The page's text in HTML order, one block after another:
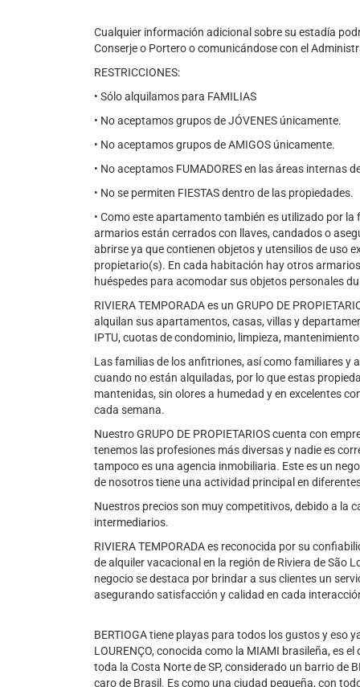
Cualquier información adicional sobre su estadía
Conserje o Portero o comunicándose con el
RESTRICCIONES:
• Sólo alquilamos para FAMILIAS
• No aceptamos grupos de JÓVENES únicamente.
• No aceptamos grupos de AMIGOS únicamente.
• No aceptamos FUMADORES en las áreas internas
• No se permiten FIESTAS dentro de las propiedades.
• Como este apartamento también es utilizado por
armarios están cerrados con llaves, candados o
abrirse ya que contienen objetos y utensilios de uso
propietario(s). En cada habitación hay otros
huéspedes para acomodar sus objetos personales
RIVIERA TEMPORADA es un GRUPO DE
alquilan sus apartamentos, casas, villas y
IPTU, cuotas de condominio, limpieza,
Las familias de los anfitriones, así como familiares y
cuando no están alquiladas, por lo que estas
mantenidas, sin olores a humedad y en excelentes
cada semana.
Nuestro GRUPO DE PROPIETARIOS cuenta con
tenemos las profesiones más diversas y nadie es
tampoco es una agencia inmobiliaria. Este es un
de nosotros tiene una actividad principal en
Nuestros precios son muy competitivos, debido a la
intermediarios.
RIVIERA TEMPORADA es reconocida por su
de alquiler vacacional en la región de Riviera de São
negocio se destaca por brindar a sus clientes un
asegurando satisfacción y calidad en cada
BERTIOGA tiene playas para todos los gustos y eso
LOURENÇO, conocida como la MIAMI brasileña, es
toda la Costa Norte de SP, considerado un barrio de
caro de Brasil. Es como una ciudad pequeña, con